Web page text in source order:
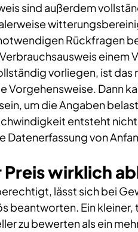
sind außerdem
Rückfragen
einem
vorliegen, ist das
Vorgehensweise. Dann
um die Angaben
entsteht
von
wirklich
lässt sich bei
beantworten. Ein
zu bewerten als ein